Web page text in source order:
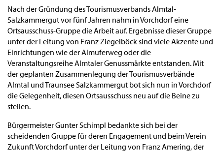
Nach der Gründung des Tourismusverbands Almtal-
Salzkammergut vor fünf Jahren nahm in Vorchdorf eine
Ortsausschuss-Gruppe die Arbeit auf. Ergebnisse dieser Gruppe
unter der Leitung von Franz Ziegelböck sind viele Akzente und
Einrichtungen wie der Almuferweg oder die
Veranstaltungsreihe Almtaler Genussmärkte entstanden. Mit
der geplanten Zusammenlegung der Tourismusverbände
Almtal und Traunsee Salzkammergut bot sich nun in Vorchdorf
die Gelegenheit, diesen Ortsausschuss neu auf die Beine zu
stellen.
Bürgermeister Gunter Schimpl bedankte sich bei der
scheidenden Gruppe für deren Engagement und beim Verein
Zukunft Vorchdorf unter der Leitung von Franz Amering, der